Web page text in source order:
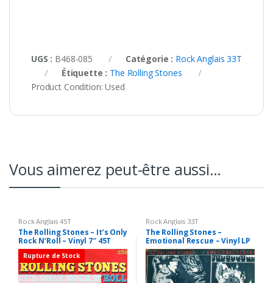
UGS : B468-085 Catégorie : Rock Anglais 33T
Étiquette : The Rolling Stones
Product Condition:Used
Vous aimerez peut-être aussi…
Rock Anglais 45T
The Rolling Stones – It’s Only
Rock N’Roll – Vinyl 7″ 45T
(Single)
Rupture de Stock
Rock Anglais 33T
The Rolling Stones –
Emotional Rescue – Vinyl LP
33T + Poster